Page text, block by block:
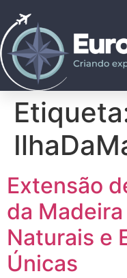
Extensão
da
Naturais e
Únicas